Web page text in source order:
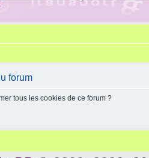
forum
tous les cookies de ce forum ?